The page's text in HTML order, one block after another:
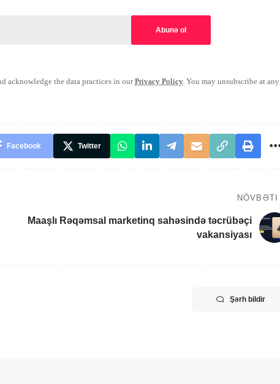
acknowledge the data practices in ourPrivacy Policy. You may unsubscribe at any
Facebook Twitter
NÖVBƏTI
Maaşlı Rəqəmsal marketinq sahəsində təcrübəçi
vakansiyası
Şərh bildir